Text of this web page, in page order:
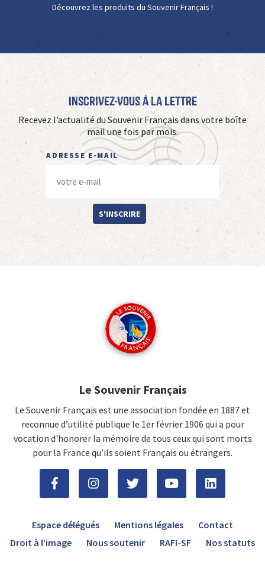
Découvrez les produits du Souvenir Français !
Inscrivez-vous à La Lettre
Recevez l’actualité du Souvenir Français dans votre boîte
mail une fois par mois.
ADRESSE E-MAIL
S'INSCRIRE
Le Souvenir Français
Le Souvenir Français est une association fondée en 1887 et
reconnue d’utilité publique le 1er février 1906 qui a pour
vocation d'honorer la mémoire de tous ceux qui sont morts
pour la France qu’ils soient Français ou étrangers.
Espace délégués Mentions légales
Contact
Droit à l’image
Nous soutenir RAFI-SF Nos statuts